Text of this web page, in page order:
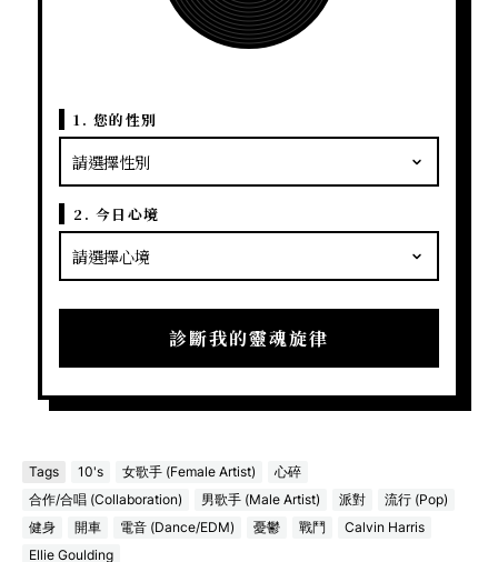
1. 您的性別
2. 今日心境
診斷我的靈魂旋律
Tags 10's 女歌手 (Female Artist)
心碎
合作/合唱 (Collaboration)
男歌手 (Male Artist) 派對
流行 (Pop)
健身
開車 電音 (Dance/EDM) 憂鬱 戰鬥
Calvin Harris
Ellie Goulding